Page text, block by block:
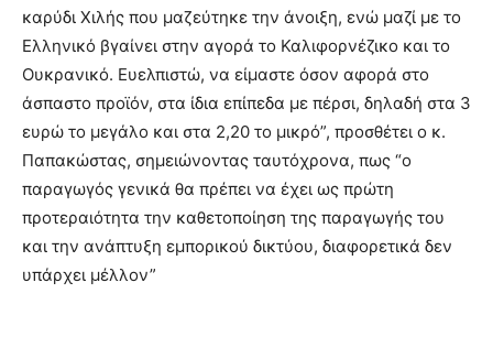
καρύδι Χιλής που μαζεύτηκε την άνοιξη, ενώ μαζί με το
Ελληνικό βγαίνει στην αγορά το Καλιφορνέζικο και το
Ουκρανικό. Ευελπιστώ, να είμαστε όσον αφορά στο
άσπαστο προϊόν, στα ίδια επίπεδα με πέρσι, δηλαδή στα 3
ευρώ το μεγάλο και στα 2,20 το μικρό”, προσθέτει ο κ.
Παπακώστας, σημειώνοντας ταυτόχρονα, πως “ο
παραγωγός γενικά θα πρέπει να έχει ως πρώτη
προτεραιότητα την καθετοποίηση της παραγωγής του
και την ανάπτυξη εμπορικού δικτύου, διαφορετικά δεν
υπάρχει μέλλον”